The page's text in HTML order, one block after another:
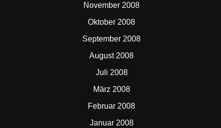
November 2008
Oktober 2008
September 2008
August 2008
Juli 2008
März 2008
Februar 2008
Januar 2008